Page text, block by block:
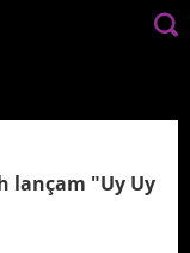
lançam "Uy Uy